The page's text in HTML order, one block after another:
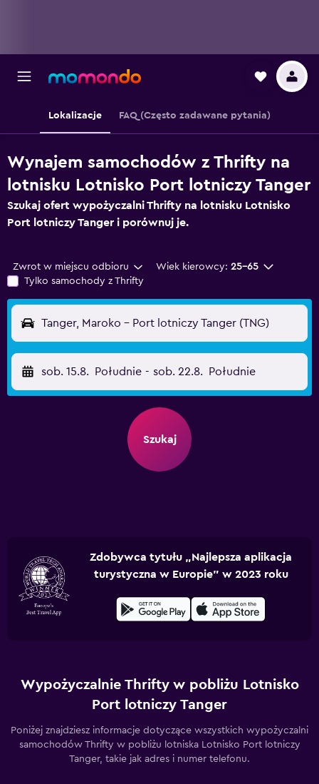
Lokalizacje FAQ (Często zadawane pytania)
Wynajem samochodów z Thrifty na
lotnisku Lotnisko Port lotniczy Tanger
Szukaj ofert wypożyczalni Thrifty na lotnisku Lotnisko
Port lotniczy Tanger i porównuj je.
Zwrot w miejscu odbioru Wiek kierowcy: 25-65
Tylko samochody z Thrifty
Tanger, Maroko - Port lotniczy Tanger (TNG)
sob. 15.8. Południe - sob. 22.8. Południe
Szukaj
Zdobywca tytułu „Najlepsza aplikacja
turystyczna w Europie” w 2023 roku
Wypożyczalnie Thrifty w pobliżu Lotnisko
Port lotniczy Tanger
Poniżej znajdziesz informacje dotyczące wszystkich wypożyczalni
samochodów Thrifty w pobliżu lotniska Lotnisko Port lotniczy
Tanger, takie jak adres i numer telefonu.